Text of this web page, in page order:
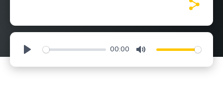
Play 00:00 Mute